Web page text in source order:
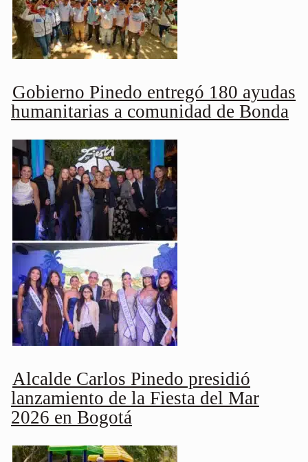
Gobierno Pinedo entregó 180 ayudas
humanitarias a comunidad de Bonda
Alcalde Carlos Pinedo presidió
lanzamiento de la Fiesta del Mar
2026 en Bogotá